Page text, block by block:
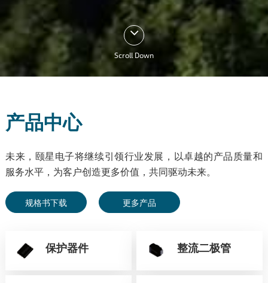
Scroll Down
产品中心
未来，颐星电子将继续引领行业发展，以卓越的产品质量和
服务水平，为客户创造更多价值，共同驱动未来。
规格书下载 更多产品
保护器件 整流二极管